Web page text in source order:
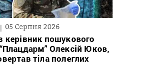
05 Серпня 2026
керівник пошукового
Олексій Юков,
тіла полеглих